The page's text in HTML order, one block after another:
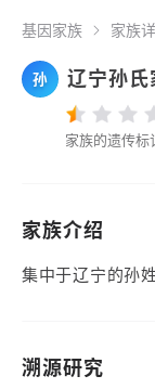
基因家族 家族
孙 辽宁孙氏
家族的遗传标
家族介绍
集中于辽宁的孙
溯源研究